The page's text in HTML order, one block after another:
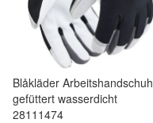
Blåkläder Arbeitshandschuh
gefüttert wasserdicht
28111474